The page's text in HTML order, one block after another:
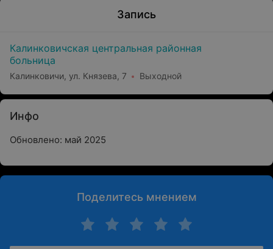
Запись
Калинковичская центральная районная
больница
Калинковичи, ул. Князева, 7 Выходной
Инфо
Обновлено: май 2025
Поделитесь мнением